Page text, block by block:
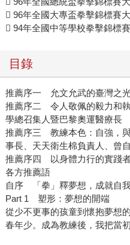
 96年全國大專盃拳擊錦標賽
 94年全國中等學校拳擊錦標
目錄
推薦序一 允文允武的臺灣之
推薦序二 令人敬佩的毅力和
學總召集人暨巴黎奧運醫療長
推薦序三 教練本色：自強，
事長、天天衛生棉負責人、曾
推薦序四 以身體力行的實踐
各方推薦語
自序 「拳」釋夢想，成就自
Part 1 塑形：夢想的開端
從少不更事的孩童到懷抱夢想
春年少。成為教練後，我把當